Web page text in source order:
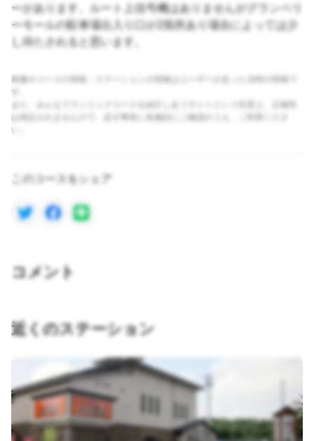
ーがあります。ルート上信号機はありませんがグランベリ
ーモールの駐車場出入り口が2箇所あり場合によっては少
し待たされると思います。
画像やコースの情報・ステーションの情報はユーザーが走った当時の情報で
す。
また、みんなでランニングコースを紹介しあうサイトという性質上、正確性
は保証されませんので、必ず事前に各施設にご確認のうえ、ご利用くださ
い。
このコースをシェア
コメント
近くのステーション